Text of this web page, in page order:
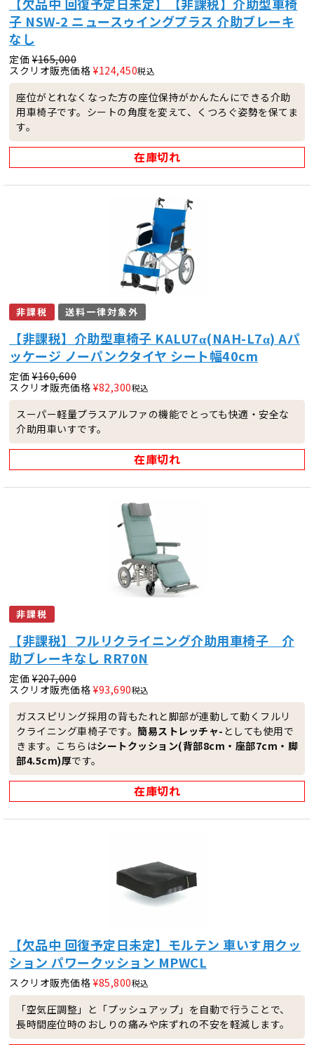
子 NSW-2 ニュースゥイングプラス 介助ブレーキ
なし
定価 ¥165,000
スクリオ販売価格 ¥124,450税込
座位がとれなくなった方の座位保持がかんたんにできる介助
用車椅子です。シートの角度を変えて、くつろぐ姿勢を保てま
す。
在庫切れ
非課税 送料一律対象外
【非課税】介助型車椅子 KALU7α(NAH-L7α) Aパ
ッケージ ノーパンクタイヤ シート幅40cm
定価 ¥160,600
スクリオ販売価格 ¥82,300税込
スーパー軽量プラスアルファの機能でとっても快適・安全な
介助用車いすです。
在庫切れ
非課税
【非課税】フルリクライニング介助用車椅子 介
助ブレーキなし RR70N
定価 ¥207,000
スクリオ販売価格 ¥93,690税込
ガススピリング採用の背もたれと脚部が連動して動くフルリ
クライニング車椅子です。 簡易ストレッチャ- としても使用で
きます。 こちらはシートクッション(背部8cm・座部7cm・脚
部4.5cm)厚です。
在庫切れ
【欠品中 回復予定日未定】モルテン 車いす用クッ
ション パワークッション MPWCL
スクリオ販売価格 ¥85,800税込
「空気圧調整」と「プッシュアップ」を自動で行うことで、
長時間座位時のおしりの痛みや床ずれの不安を軽減します。